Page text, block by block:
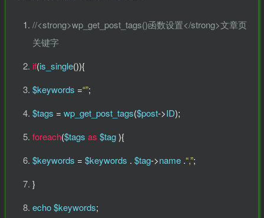
//<strong>wp_get_post_tags()函数设置</strong>文章页
关键字
if(is_single()){
$keywords =“”;
$tags = wp_get_post_tags($post->ID);
foreach($tags as $tag){
$keywords = $keywords . $tag->name .“,”;
}
echo $keywords;